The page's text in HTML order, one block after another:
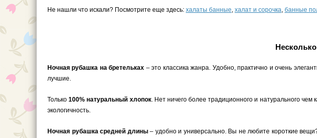
Не нашли что искали? Посмотрите еще здесь: халаты банные, халат и сорочка, банные
Ночная рубашка на бретельках – это классика жанра. Удобно, практично и очень
лучшие.
Только100% натуральный хлопок. Нет ничего более традиционного и натурального
экологичность.
Ночная рубашка средней длины– удобно и универсально. Вы не любите короткие